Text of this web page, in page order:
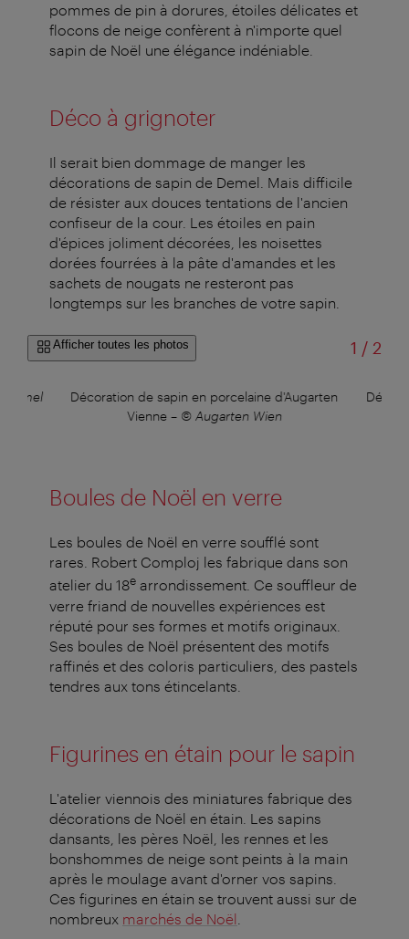
pommes de pin à dorures, étoiles délicates et
flocons de neige confèrent à n'importe quel
sapin de Noël une élégance indéniable.
Déco à grignoter
Il serait bien dommage de manger les
décorations de sapin de Demel. Mais difficile
de résister aux douces tentations de l'ancien
confiseur de la cour. Les étoiles en pain
d'épices joliment décorées, les noisettes
dorées fourrées à la pâte d'amandes et les
sachets de nougats ne resteront pas
longtemps sur les branches de votre sapin.
Afficher toutes les photos 1 /sur
2
Décoration de sapin en porcelaine d'Augarten
Vienne– © Augarten Wien
Boules de Noël en verre
Les boules de Noël en verre soufflé sont
rares. Robert Comploj les fabrique dans son
atelier du 18e arrondissement. Ce souffleur de
verre friand de nouvelles expériences est
réputé pour ses formes et motifs originaux.
Ses boules de Noël présentent des motifs
raffinés et des coloris particuliers, des pastels
tendres aux tons étincelants.
Figurines en étain pour le sapin
L'atelier viennois des miniatures fabrique des
décorations de Noël en étain. Les sapins
dansants, les pères Noël, les rennes et les
bonshommes de neige sont peints à la main
après le moulage avant d'orner vos sapins.
Ces figurines en étain se trouvent aussi sur de
nombreux marchés de Noël